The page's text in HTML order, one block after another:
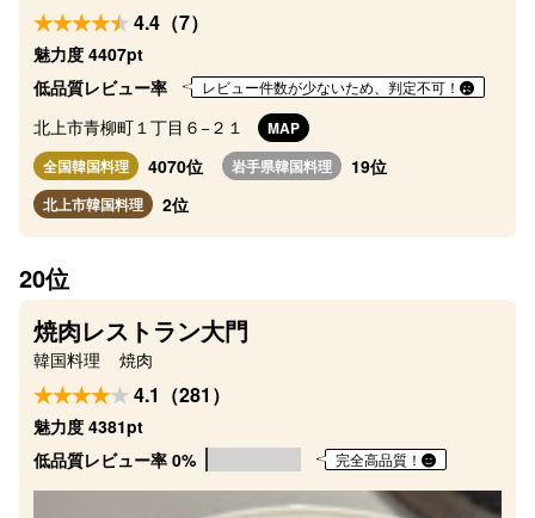
4.4（7）
魅力度 4407pt
低品質レビュー率
レビュー件数が少ないため、判定不可！
北上市青柳町１丁目６−２１
MAP
全国韓国料理
4070位 岩手県韓国料理 19位
北上市韓国料理 2位
20位
焼肉レストラン大門
韓国料理 焼肉
4.1（281）
魅力度 4381pt
低品質レビュー率 0%
完全高品質！